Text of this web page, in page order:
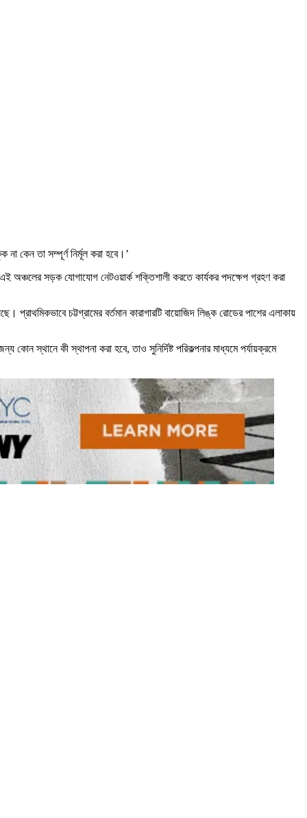
না কেন তা সম্পূর্ণ নির্মূল করা হবে।’
অঞ্চলের সড়ক যোগাযোগ নেটওয়ার্ক শক্তিশালী করতে কার্যকর পদক্ষেপ গ্রহণ করা
চট্টগ্রামের বর্তমান কারাগারটি বায়োজিদ লিঙ্ক রোডের পাশের এলাকায়
স্থানে কী স্থাপনা করা হবে, তাও সুনির্দিষ্ট পরিকল্পনার মাধ্যমে পর্যায়ক্রমে